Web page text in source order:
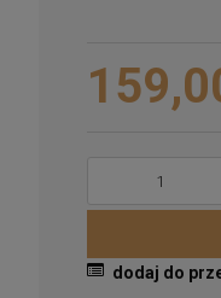
Cena nie zawiera
dodaj do